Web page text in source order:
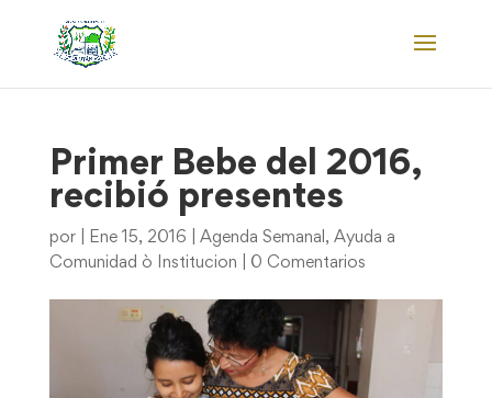
Primer Bebe del 2016,
recibió presentes
por Ene 15, 2016 Agenda Semanal , Ayuda a
Comunidad ò Institucion
0 Comentarios